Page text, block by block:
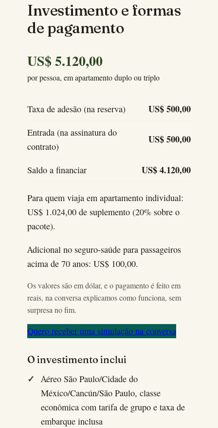
Investimento e formas
de pagamento
US$ 5.120,00
por pessoa, em apartamento duplo ou triplo
Taxa de adesão (na reserva) US$ 500,00
Entrada (na assinatura do
contrato)
US$ 500,00
Saldo a financiar US$ 4.120,00
Para quem viaja em apartamento individual:
US$ 1.024,00 de suplemento (20% sobre o
pacote).
Adicional no seguro-saúde para passageiros
acima de 70 anos: US$ 100,00.
Os valores são em dólar, e o pagamento é feito em
reais, na conversa explicamos como funciona, sem
surpresa no fim.
Quero receber uma simulação na conversa
O investimento inclui
Aéreo São Paulo/Cidade do
México/Cancún/São Paulo, classe
econômica com tarifa de grupo e taxa de
embarque inclusa